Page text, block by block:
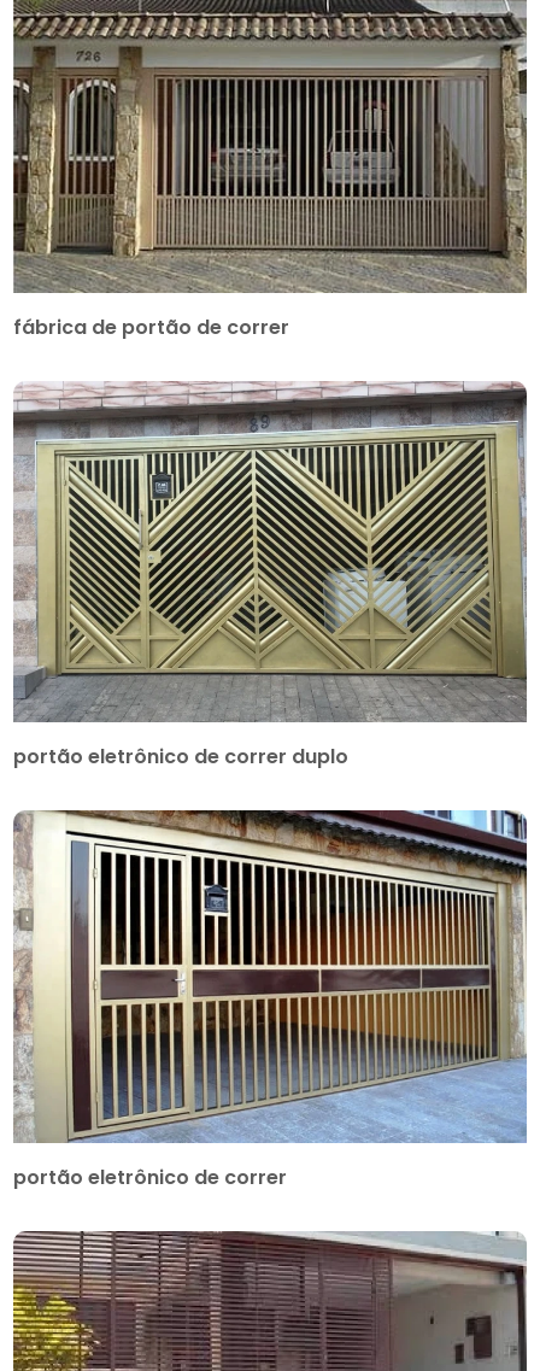
fábrica de portão de correr
portão eletrônico de correr duplo
portão eletrônico de correr